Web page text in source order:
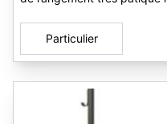
Particulier